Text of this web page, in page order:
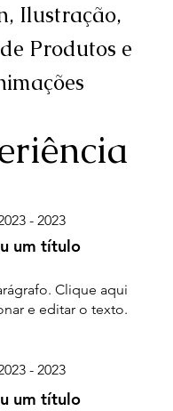
Ilustração,
Produtos e
- 2023
um título
Clique aqui
e editar o texto.
- 2023
um título